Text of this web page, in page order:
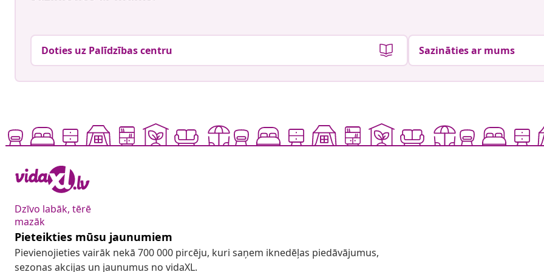
Doties uz Palīdzības centru Sazināties ar mums
Dzīvo labāk, tērē
mazāk
Pieteikties mūsu jaunumiem
Pievienojieties vairāk nekā 700 000 pircēju, kuri saņem iknedēļas piedāvājumus,
sezonas akcijas un jaunumus no vidaXL.